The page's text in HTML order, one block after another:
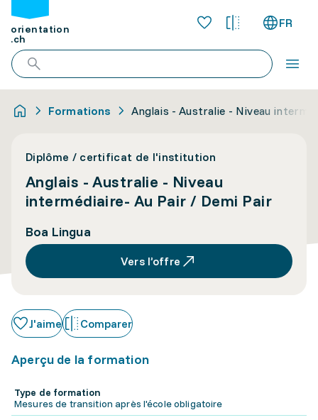
orientation
.ch
FR
Formations Anglais - Australie - Niveau
Diplôme / certificat de l'institution
Anglais - Australie - Niveau
intermédiaire- Au Pair / Demi Pair
Boa Lingua
Vers l’offre
J'aime Comparer
Aperçu de la formation
Type de formation
Mesures de transition après l'école obligatoire